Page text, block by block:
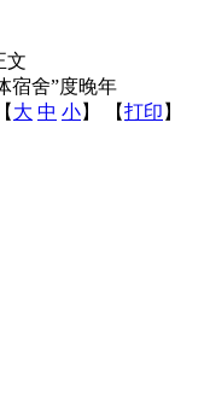
文
宿舍”度晚年
【 大 中 小】 【打印 】